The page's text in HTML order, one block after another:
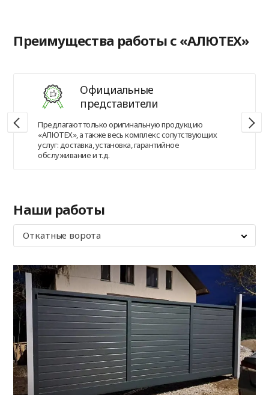
Преимущества работы с «АЛЮТЕХ»
Официальные
представители
Предлагают только оригинальную продукцию
«АЛЮТЕХ», а также весь комплекс сопутствующих
услуг: доставка, установка, гарантийное
обслуживание и т.д.
Наши работы
Откатные ворота